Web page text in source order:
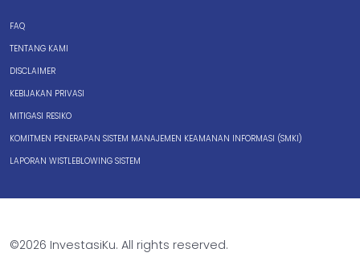
FAQ
TENTANG KAMI
DISCLAIMER
KEBIJAKAN PRIVASI
MITIGASI RESIKO
KOMITMEN PENERAPAN SISTEM MANAJEMEN KEAMANAN INFORMASI (SMKI)
LAPORAN WISTLEBLOWING SISTEM
©2026 InvestasiKu. All rights reserved.